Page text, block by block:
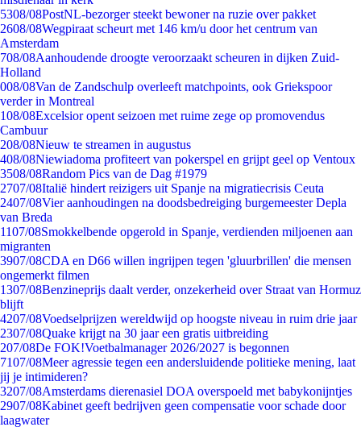
5308/08PostNL-bezorger steekt bewoner na ruzie over pakket
2608/08Wegpiraat scheurt met 146 km/u door het centrum van
Amsterdam
708/08Aanhoudende droogte veroorzaakt scheuren in dijken Zuid-
Holland
008/08Van de Zandschulp overleeft matchpoints, ook Griekspoor
verder in Montreal
108/08Excelsior opent seizoen met ruime zege op promovendus
Cambuur
208/08Nieuw te streamen in augustus
408/08Niewiadoma profiteert van pokerspel en grijpt geel op Ventoux
3508/08Random Pics van de Dag #1979
2707/08Italië hindert reizigers uit Spanje na migratiecrisis Ceuta
2407/08Vier aanhoudingen na doodsbedreiging burgemeester Depla
van Breda
1107/08Smokkelbende opgerold in Spanje, verdienden miljoenen aan
migranten
3907/08CDA en D66 willen ingrijpen tegen 'gluurbrillen' die mensen
ongemerkt filmen
1307/08Benzineprijs daalt verder, onzekerheid over Straat van Hormuz
blijft
4207/08Voedselprijzen wereldwijd op hoogste niveau in ruim drie jaar
2307/08Quake krijgt na 30 jaar een gratis uitbreiding
207/08De FOK!Voetbalmanager 2026/2027 is begonnen
7107/08Meer agressie tegen een andersluidende politieke mening, laat
jij je intimideren?
3207/08Amsterdams dierenasiel DOA overspoeld met babykonijntjes
2907/08Kabinet geeft bedrijven geen compensatie voor schade door
laagwater